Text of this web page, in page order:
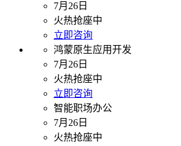
7月26日
火热抢座中
立即咨询
鸿蒙原生应用开发
7月26日
火热抢座中
立即咨询
智能职场办公
7月26日
火热抢座中